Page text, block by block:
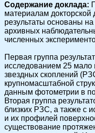
Cодержание доклада:
материалам
результаты основаны
архивных
численных
Первая группа
исследованием 25 мало
звездных скоплений
крупномасштабной
данным фотометрии в
Вторая группа
близких РЗС, а также с
и их профилей
существование